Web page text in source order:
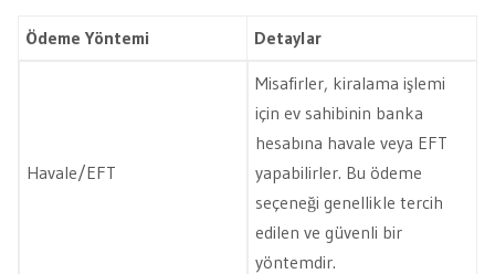
Ödeme Yöntemi Detaylar
Havale/EFT
Misafirler, kiralama işlemi
için ev sahibinin banka
hesabına havale veya EFT
yapabilirler. Bu ödeme
seçeneği genellikle tercih
edilen ve güvenli bir
yöntemdir.